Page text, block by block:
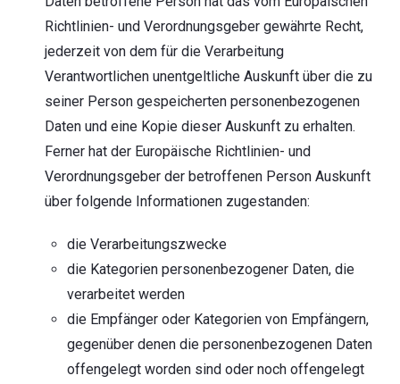
Richtlinien- und Verordnungsgeber gewährte Recht,
jederzeit von dem für die Verarbeitung
Verantwortlichen unentgeltliche Auskunft über die zu
seiner Person gespeicherten personenbezogenen
Daten und eine Kopie dieser Auskunft zu erhalten.
Ferner hat der Europäische Richtlinien- und
Verordnungsgeber der betroffenen Person Auskunft
über folgende Informationen zugestanden:
die Verarbeitungszwecke
die Kategorien personenbezogener Daten, die
verarbeitet werden
die Empfänger oder Kategorien von Empfängern,
gegenüber denen die personenbezogenen Daten
offengelegt worden sind oder noch offengelegt